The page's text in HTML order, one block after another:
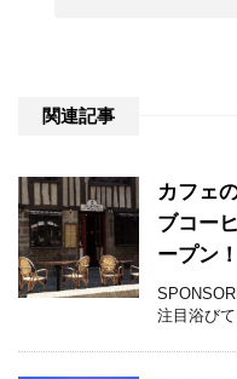
関連記事
カフェ
ブコー
ープン！
注目浴び